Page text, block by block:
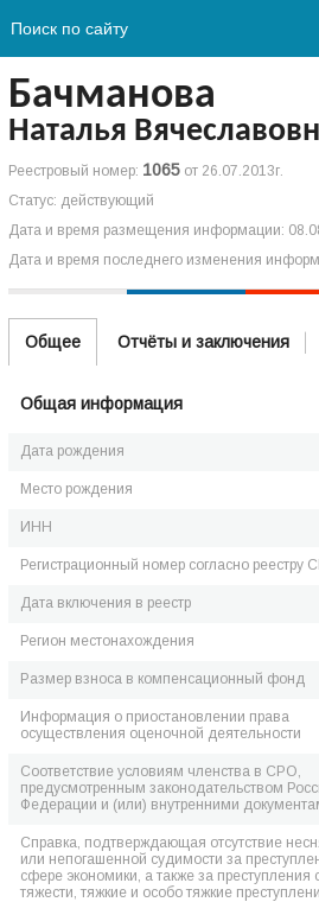
Бачманова
Наталья
Реестровый номер: 1065 от 26.07.2013г.
Статус: действующий
Дата и время размещения информации:
Дата и время последнего изменения
Общее Отчёты и заключения
Общая информация
Дата рождения
Место рождения
ИНН
Регистрационный номер согласно реестру
Дата включения в реестр
Регион местонахождения
Размер взноса в компенсационный фонд
Информация о приостановлении права
осуществления оценочной деятельности
Соответствие условиям членства в СРО,
предусмотренным законодательством
Федерации и (или) внутренними
Справка, подтверждающая отсутствие
или непогашенной судимости за
сфере экономики, а также за преступления
тяжести, тяжкие и особо тяжкие